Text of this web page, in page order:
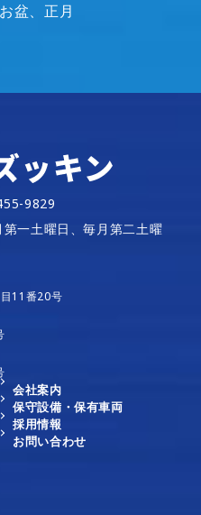
盆、正月
9829
一土曜日、毎月第二土曜
11番20号
会社案内
保守設備・保有車両
採用情報
お問い合わせ